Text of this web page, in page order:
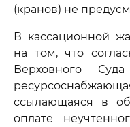
(кранов) не
В кассационной
на том, что
Верховного
ссылающаяся в
оплате